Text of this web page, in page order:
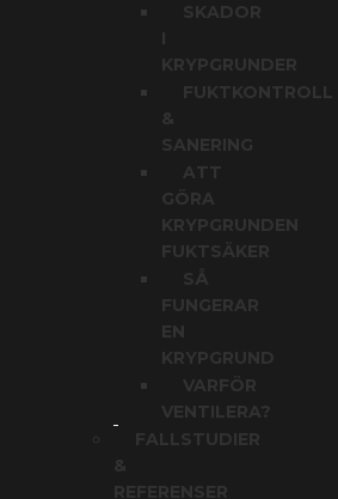
SKADOR
KRYPGRUNDER
FUKTKONTROLL
&
SANERING
ATT
GÖRA
KRYPGRUNDEN
FUKTSÄKER
SÅ
FUNGERAR
KRYPGRUND
VARFÖR
VENTILERA?
FALLSTUDIER
&
REFERENSER